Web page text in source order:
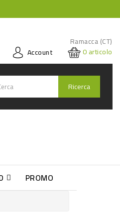
Ramacca (CT)
Account
0articolo
Ricerca
PROMO